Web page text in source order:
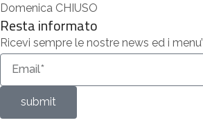
Resta informato
Ricevi sempre le nostre news ed i menu’
submit
Domenica CHIUSO